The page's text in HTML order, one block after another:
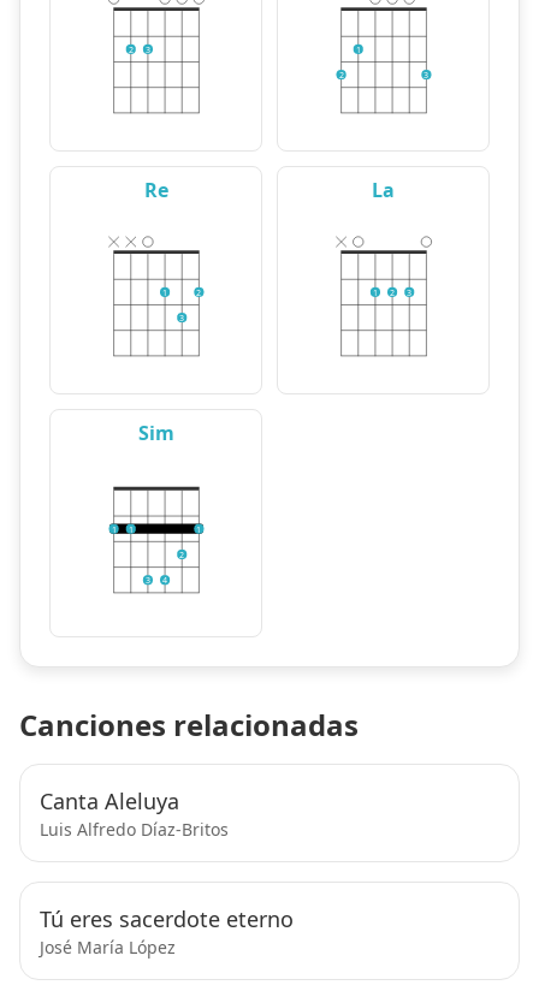
2 3
2
1
3
Re
1
3
2
La
1 2 3
Sim
1 1
3 4
2
1
Canciones relacionadas
Canta Aleluya
Luis Alfredo Díaz-Britos
Tú eres sacerdote eterno
José María López